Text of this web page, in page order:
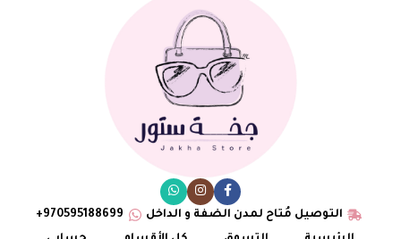
التوصيل مُتاح لمدن الضفة و الداخل
970595188699+